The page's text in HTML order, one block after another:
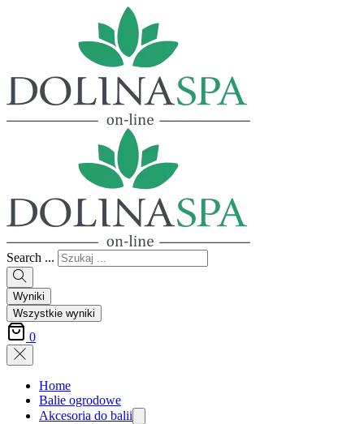
Search ...
Wyniki
Wszystkie wyniki
0
Home
Balie ogrodowe
Akcesoria do balii